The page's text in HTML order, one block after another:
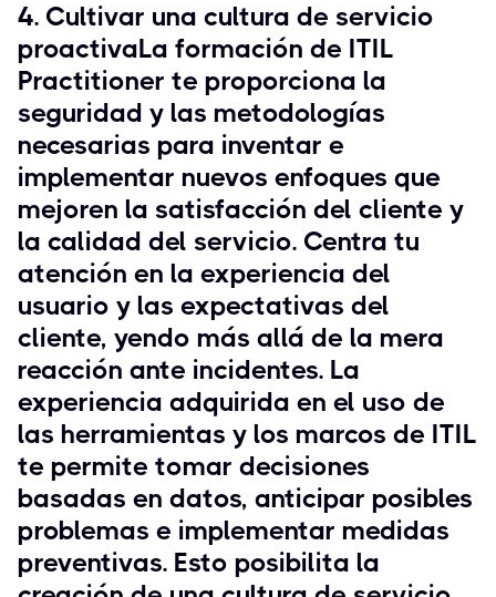
4. Cultivar una cultura de servicio
proactivaLa formación de ITIL
Practitioner te proporciona la
seguridad y las metodologías
necesarias para inventar e
implementar nuevos enfoques que
mejoren la satisfacción del cliente y
la calidad del servicio. Centra tu
atención en la experiencia del
usuario y las expectativas del
cliente, yendo más allá de la mera
reacción ante incidentes. La
experiencia adquirida en el uso de
las herramientas y los marcos de ITIL
te permite tomar decisiones
basadas en datos, anticipar posibles
problemas e implementar medidas
preventivas. Esto posibilita la